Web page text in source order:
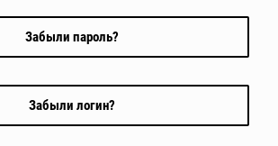
Забыли пароль?
Забыли логин?